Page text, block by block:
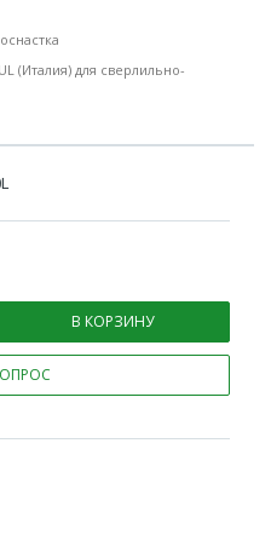
(Италия) для сверлильно-
В КОРЗИНУ